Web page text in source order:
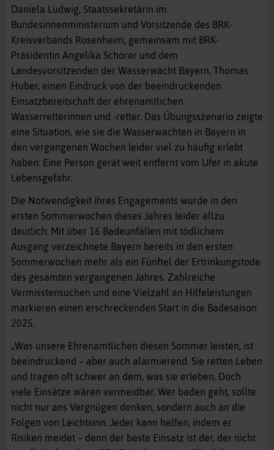
Daniela Ludwig, Staatssekretärin im
Bundesinnenministerium und Vorsitzende des BRK-
Kreisverbands Rosenheim, gemeinsam mit BRK-
Präsidentin Angelika Schorer und dem
Landesvorsitzenden der Wasserwacht Bayern, Thomas
Huber, einen Eindruck von der beeindruckenden
Einsatzbereitschaft der ehrenamtlichen
Wasserretterinnen und -retter. Das Übungsszenario zeigte
eine Situation, wie sie die Wasserwachten in Bayern in
den vergangenen Wochen leider viel zu häufig erlebt
haben: Eine Person gerät weit entfernt vom Ufer in akute
Lebensgefahr.
Die Notwendigkeit ihres Engagements wurde in den
ersten Sommerwochen dieses Jahres leider allzu
deutlich: Mit über 16 Badeunfällen mit tödlichem
Ausgang verzeichnete Bayern bereits in den ersten
Sommerwochen mehr als ein Fünftel der Ertrinkungstode
des gesamten vergangenen Jahres. Zahlreiche
Vermisstensuchen und eine Vielzahl an Hilfeleistungen
markieren einen erschreckenden Start in die Badesaison
2025.
„Was unsere Ehrenamtlichen diesen Sommer leisten, ist
beeindruckend – aber auch alarmierend. Sie retten Leben
und tragen oft schwer an dem, was sie erleben. Doch
viele Einsätze wären vermeidbar. Wer baden geht, sollte
nicht nur ans Vergnügen denken, sondern auch an die
Folgen von Leichtsinn. Jeder kann helfen, indem er
Risiken meidet – denn der beste Einsatz ist der, der nicht